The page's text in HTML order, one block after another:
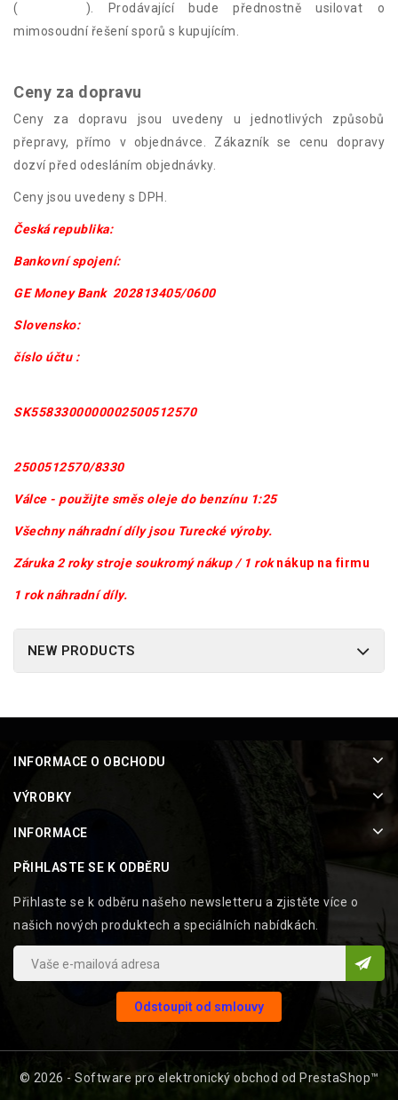
(
). Prodávající bude přednostně usilovat o
mimosoudní řešení sporů s kupujícím.
Ceny za dopravu
Ceny za dopravu jsou uvedeny u jednotlivých způsobů
přepravy, přímo v objednávce. Zákazník se cenu dopravy
dozví před odesláním objednávky.
Ceny jsou uvedeny s DPH.
Česká republika:
Bankovní spojení:
GE Money Bank 202813405/0600
Slovensko:
číslo účtu :
SK5583300000002500512570
2500512570/8330
Válce - použijte směs oleje do benzínu 1:25
Všechny náhradní díly jsou Turecké výroby.
Záruka 2 roky stroje soukromý nákup / 1 roknákup na firmu
1 rok náhradní díly.
NEW PRODUCTS
INFORMACE O OBCHODU
VÝROBKY
INFORMACE
PŘIHLASTE SE K ODBĚRU
Přihlaste se k odběru našeho newsletteru a zjistěte více o
našich nových produktech a speciálních nabídkách.
Odstoupit od smlouvy
© 2026 - Software pro elektronický obchod od PrestaShop™